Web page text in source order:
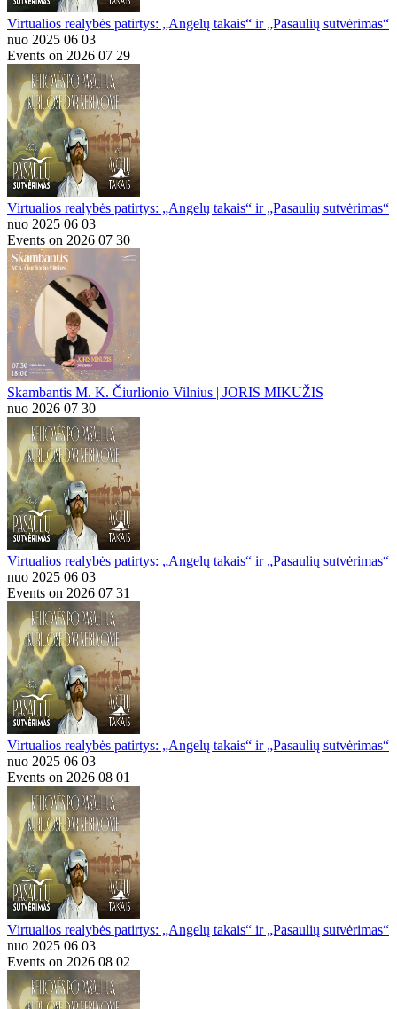
Virtualios realybės patirtys: „Angelų takais“ ir „Pasaulių sutvėrimas“
nuo 2025 06 03
Events on 2026 07 29
Virtualios realybės patirtys: „Angelų takais“ ir „Pasaulių sutvėrimas“
nuo 2025 06 03
Events on 2026 07 30
Skambantis M. K. Čiurlionio Vilnius | JORIS MIKUŽIS
nuo 2026 07 30
Virtualios realybės patirtys: „Angelų takais“ ir „Pasaulių sutvėrimas“
nuo 2025 06 03
Events on 2026 07 31
Virtualios realybės patirtys: „Angelų takais“ ir „Pasaulių sutvėrimas“
nuo 2025 06 03
Events on 2026 08 01
Virtualios realybės patirtys: „Angelų takais“ ir „Pasaulių sutvėrimas“
nuo 2025 06 03
Events on 2026 08 02